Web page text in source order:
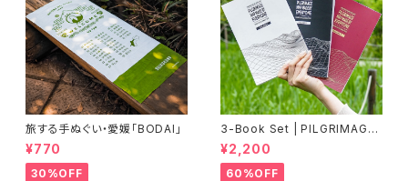
旅する手ぬぐい・愛媛「BODAI」
¥770
30%OFF
3-Book Set | PILGRIMAGE
MAP MADE BY EVERYONE
(Vol.1, Vol.2, Vol.3)《60%OF
F》
¥2,200
60%OFF